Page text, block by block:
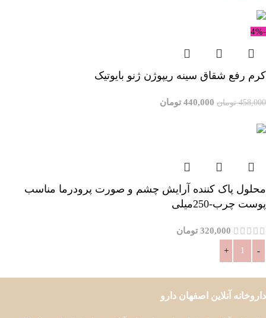
-4%
کرم رفع شقاق سینه ریپوژن ژنو بایوتیک
458,000 تومان 440,000 تومان
محلول پاک کننده آرایش چشم و صورت پرودرما مناسب
پوست چرب-250میلی
320,000 تومان
داروخانه آنلاین اصفهان دارو